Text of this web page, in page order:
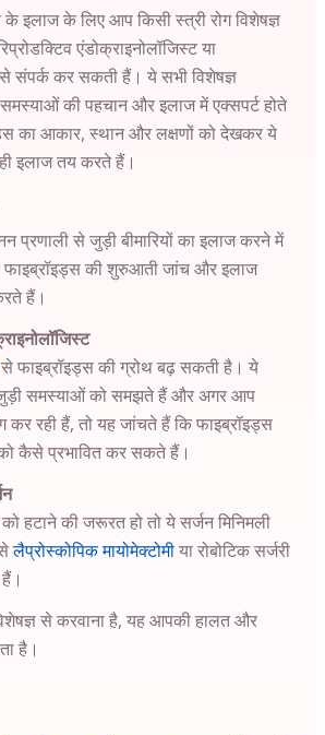
के इलाज के लिए आप किसी स्त्री रोग विशेषज्ञ
एंडोक्राइनोलॉजिस्ट या
संपर्क कर सकती हैं। ये सभी विशेषज्ञ
की पहचान और इलाज में एक्सपर्ट होते
का आकार, स्थान और लक्षणों को देखकर ये
इलाज तय करते हैं।
प्रणाली से जुड़ी बीमारियों का इलाज करने में
फाइब्रॉइड्स की शुरुआती जांच और इलाज
हैं।
फाइब्रॉइड्स की ग्रोथ बढ़ सकती है। ये
जुड़ी समस्याओं को समझते हैं और अगर आप
कर रही हैं, तो यह जांचते हैं कि फाइब्रॉइड्स
कैसे प्रभावित कर सकते हैं।
हटाने की जरूरत हो तो ये सर्जन मिनिमली
लैप्रोस्कोपिक मायोमेक्टोमीया रोबोटिक सर्जरी
से करवाना है, यह आपकी हालत और
है।